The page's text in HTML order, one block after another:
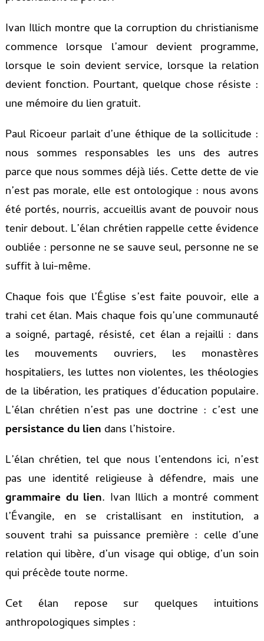
Ivan Illich montre que la corruption du christianisme
commence lorsque l’amour devient programme,
lorsque le soin devient service, lorsque la relation
devient fonction. Pourtant, quelque chose résiste :
une mémoire du lien gratuit.
Paul Ricoeur parlait d’une éthique de la sollicitude :
nous sommes responsables les uns des autres
parce que nous sommes déjà liés. Cette dette de vie
n’est pas morale, elle est ontologique : nous avons
été portés, nourris, accueillis avant de pouvoir nous
tenir debout. L’élan chrétien rappelle cette évidence
oubliée : personne ne se sauve seul, personne ne se
suffit à lui-même.
Chaque fois que l’Église s’est faite pouvoir, elle a
trahi cet élan. Mais chaque fois qu’une communauté
a soigné, partagé, résisté, cet élan a rejailli : dans
les mouvements ouvriers, les monastères
hospitaliers, les luttes non violentes, les théologies
de la libération, les pratiques d’éducation populaire.
L’élan chrétien n’est pas une doctrine : c’est une
persistance du lien dans l’histoire.
L’élan chrétien, tel que nous l’entendons ici, n’est
pas une identité religieuse à défendre, mais une
grammaire du lien. Ivan Illich a montré comment
l’Évangile, en se cristallisant en institution, a
souvent trahi sa puissance première : celle d’une
relation qui libère, d’un visage qui oblige, d’un soin
qui précède toute norme.
Cet élan repose sur quelques intuitions
anthropologiques simples :